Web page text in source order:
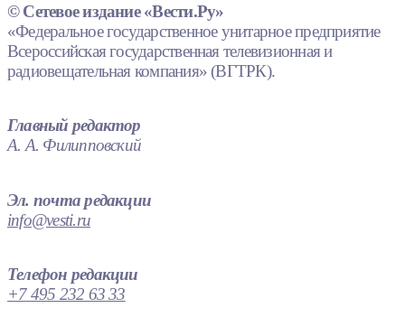
© Сетевое издание «Вести.Ру»
«Федеральное государственное унитарное предприятие
Всероссийская государственная телевизионная и
радиовещательная компания» (ВГТРК).
Главный редактор
А. А. Филипповский
Эл. почта редакции
info@vesti.ru
Телефон редакции
+7 495 232 63 33